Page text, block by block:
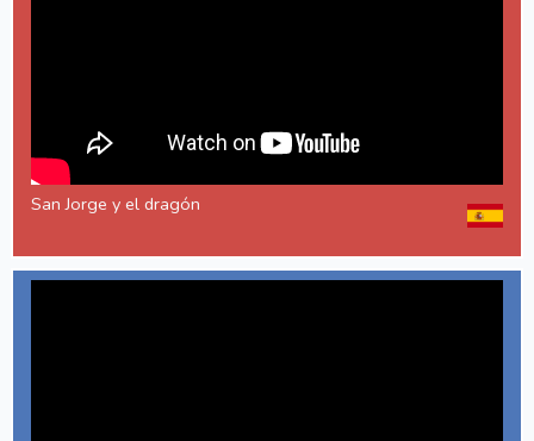
San Jorge y el dragón